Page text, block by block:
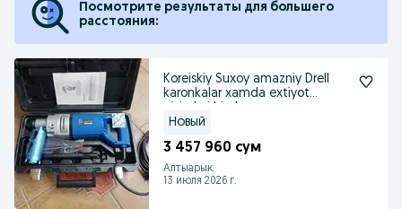
Посмотрите результаты для большего
расстояния:
Koreiskiy Suxoy amazniy Drell
karonkalar xamda extiyot
Новый
3 457 960 сум
Алтыарык
13 июля 2026 г.